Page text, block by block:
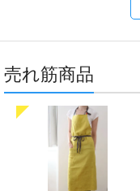
売れ筋商品